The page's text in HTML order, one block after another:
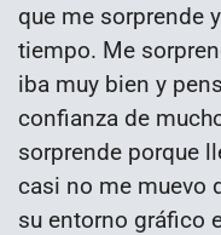
que me sorprende
tiempo. Me
iba muy bien y
confianza de
sorprende porque
casi no me muevo
su entorno gráfico